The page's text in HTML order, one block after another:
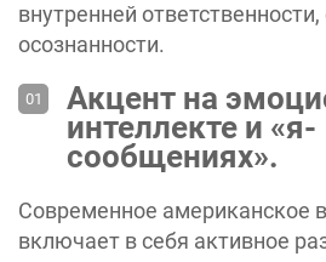
внутренней ответственности,
осознанности.
Акцент на
интеллекте и «я-
сообщениях».
Современное ‎американское
включает в себя активное